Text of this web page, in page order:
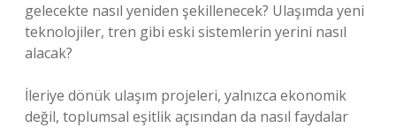
gelecekte nasıl yeniden şekillenecek? Ulaşımda yeni
teknolojiler, tren gibi eski sistemlerin yerini nasıl
alacak?
İleriye dönük ulaşım projeleri, yalnızca ekonomik
değil, toplumsal eşitlik açısından da nasıl faydalar